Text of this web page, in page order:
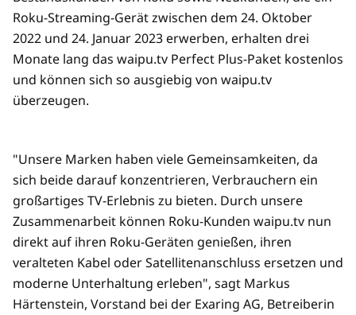
Roku-Streaming-Gerät zwischen dem 24. Oktober
2022 und 24. Januar 2023 erwerben, erhalten drei
Monate lang das waipu.tv Perfect Plus-Paket kostenlos
und können sich so ausgiebig von waipu.tv
überzeugen.
"Unsere Marken haben viele Gemeinsamkeiten, da
sich beide darauf konzentrieren, Verbrauchern ein
großartiges TV-Erlebnis zu bieten. Durch unsere
Zusammenarbeit können Roku-Kunden waipu.tv nun
direkt auf ihren Roku-Geräten genießen, ihren
veralteten Kabel oder Satellitenanschluss ersetzen und
moderne Unterhaltung erleben", sagt Markus
Härtenstein, Vorstand bei der Exaring AG, Betreiberin